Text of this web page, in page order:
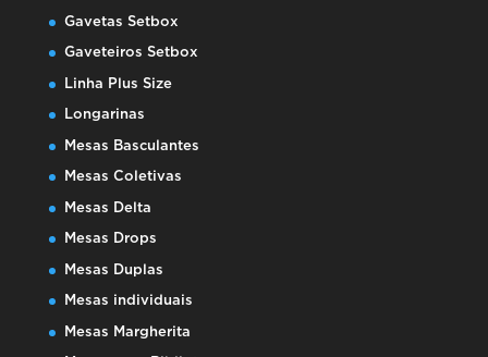
Gavetas Setbox
Gaveteiros Setbox
Linha Plus Size
Longarinas
Mesas Basculantes
Mesas Coletivas
Mesas Delta
Mesas Drops
Mesas Duplas
Mesas individuais
Mesas Margherita